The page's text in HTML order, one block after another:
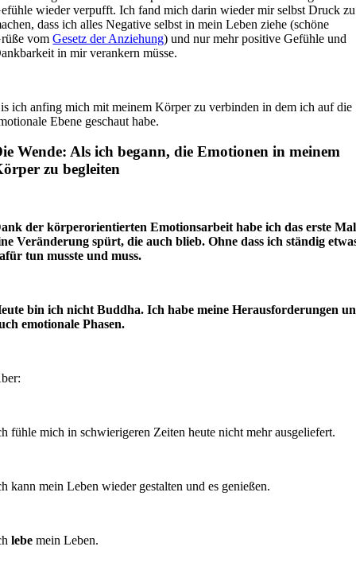
wieder verpufft. Ich fand mich darin wieder mir selbst Druck zu
dass ich alles Negative selbst in mein Leben ziehe (schöne
vomGesetz der Anziehung) und nur mehr positive Gefühle und
in mir verankern müsse.
ich anfing mich mit meinem Körper zu verbinden in dem ich auf die
Ebene geschaut habe.
Wende: Als ich begann, die Emotionen in meinem
zu begleiten
der körperorientierten Emotionsarbeit habe ich das erste Mal
Veränderung spürt, die auch blieb. Ohne dass ich ständig
tun musste und muss.
bin ich nicht Buddha. Ich habe meine Herausforderungen
emotionale Phasen.
fühle mich in schwierigeren Zeiten heute nicht mehr ausgeliefert.
kann mein Leben wieder gestalten und es genießen.
lebe mein Leben.